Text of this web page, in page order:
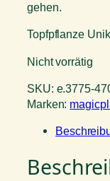
gehen.
Topfpflanze
Nicht vorrätig
SKU: e.3775-
Marken: